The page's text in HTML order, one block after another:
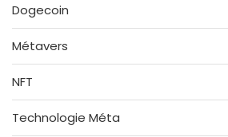
Dogecoin
Métavers
NFT
Technologie Méta